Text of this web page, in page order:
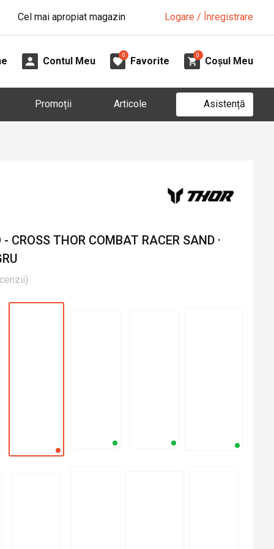
Cel mai apropiat magazin Logare / Înregistrare
Contul Meu
0
Favorite
0
Coșul Meu
Promoții Articole Asistență
CROSS THOR COMBAT RACER SAND ·
)